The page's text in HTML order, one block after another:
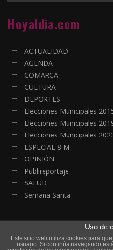
Hoyaldia.com
ACTUALIDAD
AGENDA
COMARCA
CULTURA
DEPORTES
Elecciones Municipales
Elecciones Municipales
Elecciones Municipales
ESPECIAL 8 M
OPINIÓN
Publireportaje
SALUD
Semana Santa
© Copyright - Todos los derechos
Uso de
Este sitio web utiliza cookies para
usuario. Si continúa navegando